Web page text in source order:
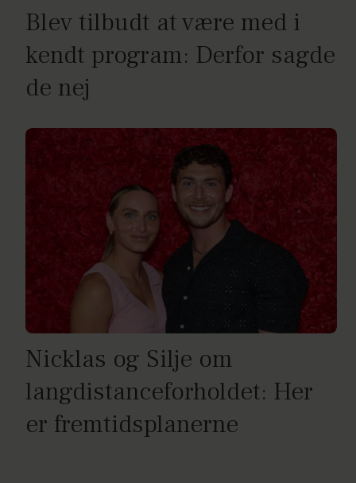
Blev tilbudt at være med i
kendt program: Derfor sagde
de nej
Nicklas og Silje om
langdistanceforholdet: Her
er fremtidsplanerne